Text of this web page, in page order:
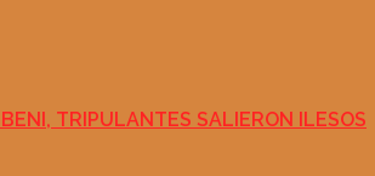
TRIPULANTES SALIERON ILESOS